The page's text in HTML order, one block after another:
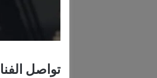
تواصل